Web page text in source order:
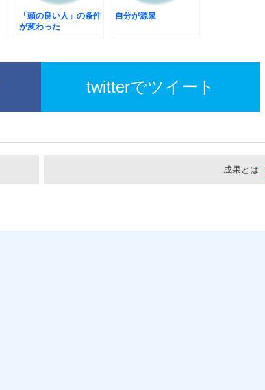
「頭の良い人」の条件
が変わった
自分が源泉
twitterでツイート
成果とは